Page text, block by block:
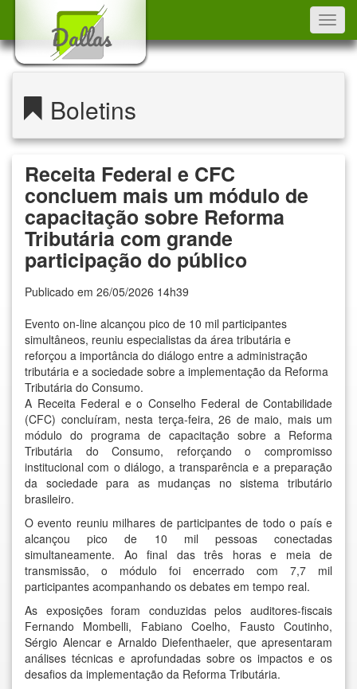
Boletins
Receita Federal e CFC
concluem mais um módulo de
capacitação sobre Reforma
Tributária com grande
participação do público
Publicado em 26/05/2026 14h39
Evento on-line alcançou pico de 10 mil participantes
simultâneos, reuniu especialistas da área tributária e
reforçou a importância do diálogo entre a administração
tributária e a sociedade sobre a implementação da Reforma
Tributária do Consumo.
A Receita Federal e o Conselho Federal de Contabilidade
(CFC) concluíram, nesta terça-feira, 26 de maio, mais um
módulo do programa de capacitação sobre a Reforma
Tributária do Consumo, reforçando o compromisso
institucional com o diálogo, a transparência e a preparação
da sociedade para as mudanças no sistema tributário
brasileiro.
O evento reuniu milhares de participantes de todo o país e
alcançou pico de 10 mil pessoas conectadas
simultaneamente. Ao final das três horas e meia de
transmissão, o módulo foi encerrado com 7,7 mil
participantes acompanhando os debates em tempo real.
As exposições foram conduzidas pelos auditores-fiscais
Fernando Mombelli, Fabiano Coelho, Fausto Coutinho,
Sérgio Alencar e Arnaldo Diefenthaeler, que apresentaram
análises técnicas e aprofundadas sobre os impactos e os
desafios da implementação da Reforma Tributária.